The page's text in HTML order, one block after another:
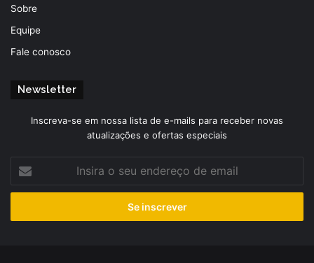
Sobre
Equipe
Fale conosco
Newsletter
Inscreva-se em nossa lista de e-mails para receber novas
atualizações e ofertas especiais
seu
de